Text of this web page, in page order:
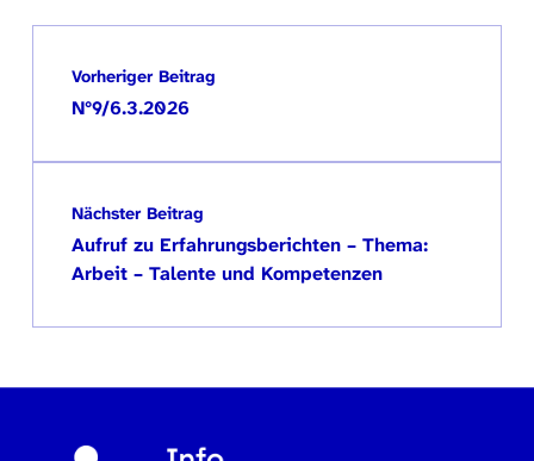
Beitragsnavigation
Vorheriger Beitrag
N°9/6.3.2026
Nächster Beitrag
Aufruf zu Erfahrungsberichten – Thema:
Arbeit – Talente und Kompetenzen